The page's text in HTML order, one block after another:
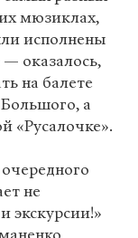
мюзиклах,
исполнены
оказалось,
на балете
а
«Русалочке».
не
экскурсии!»